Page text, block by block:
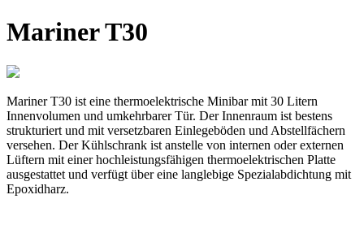
Mariner T30
Mariner T30 ist eine thermoelektrische Minibar mit 30 Litern
Innenvolumen und umkehrbarer Tür. Der Innenraum ist bestens
strukturiert und mit versetzbaren Einlegeböden und Abstellfächern
versehen. Der Kühlschrank ist anstelle von internen oder externen
Lüftern mit einer hochleistungsfähigen thermoelektrischen Platte
ausgestattet und verfügt über eine langlebige Spezialabdichtung mit
Epoxidharz.